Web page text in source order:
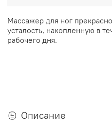
Массажер для ног
усталость, накопленную в
рабочего дня.
Описание